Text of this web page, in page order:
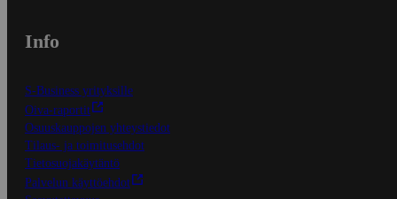
Info
S-Business yrityksille
Oiva-raportit
Osuuskauppojen yhteystiedot
Tilaus- ja toimitusehdot
Tietosuojakäytäntö
Palvelun käyttöehdot